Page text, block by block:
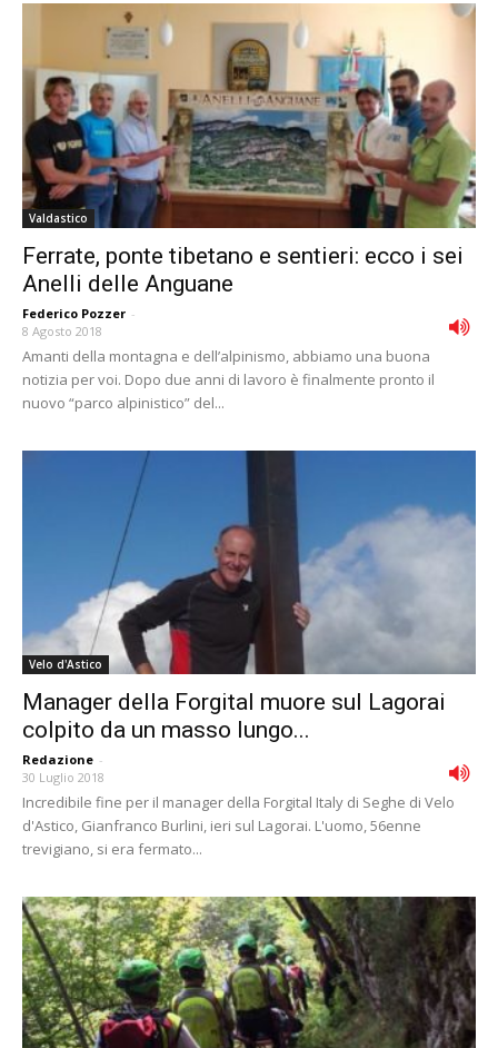
Valdastico
Ferrate, ponte tibetano e sentieri: ecco i sei
Anelli delle Anguane
Federico Pozzer -
8 Agosto 2018
Amanti della montagna e dell’alpinismo, abbiamo una buona
notizia per voi. Dopo due anni di lavoro è finalmente pronto il
nuovo “parco alpinistico” del...
Velo d'Astico
Manager della Forgital muore sul Lagorai
colpito da un masso lungo...
Redazione -
30 Luglio 2018
Incredibile fine per il manager della Forgital Italy di Seghe di Velo
d'Astico, Gianfranco Burlini, ieri sul Lagorai. L'uomo, 56enne
trevigiano, si era fermato...